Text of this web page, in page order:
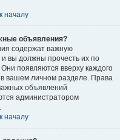
началу
объявления?
содержат важную
вы должны прочесть их по
появляются вверху каждого
вашем личном разделе. Права
объявлений
администратором
началу